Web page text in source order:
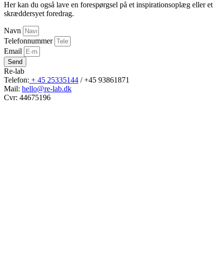
Her kan du også lave en forespørgsel på et inspirationsoplæg eller et
skræddersyet foredrag.
Navn
Telefonnummer
Email
Send
Re-lab
Telefon: + 45 25335144 / +45 93861871
Mail: hello@re-lab.dk
Cvr: 44675196